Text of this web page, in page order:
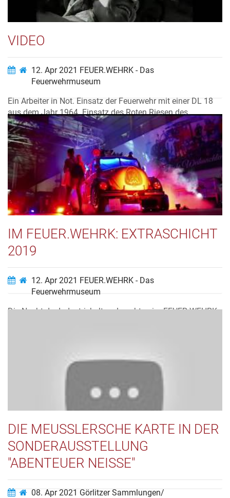
Video ansehen…
VIDEO
12. Apr 2021 FEUER.WEHRK - Das
Feuerwehrmuseum
Ein Arbeiter in Not. Einsatz der Feuerwehr mit einer DL 18
aus dem Jahr 1964. Einsatz des Roten Riesen des
FEUER.WEHRKs...
Video ansehen…
IM FEUER.WEHRK: EXTRASCHICHT
2019
12. Apr 2021 FEUER.WEHRK - Das
Feuerwehrmuseum
Die Nacht der Industriekultur - Leuchten im FEUER.WEHRK
DIE MEUSSLERSCHE KARTE IN DER S
ONDERAUSSTELLUNG "
ABENTEUER NEISSE"
08. Apr 2021 Görlitzer Sammlungen/